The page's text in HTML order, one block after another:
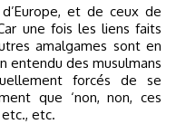
une fois les liens faits
amalgames sont en
entendu des musulmans
forcés de se
que ‘non, non, ces
etc., etc.